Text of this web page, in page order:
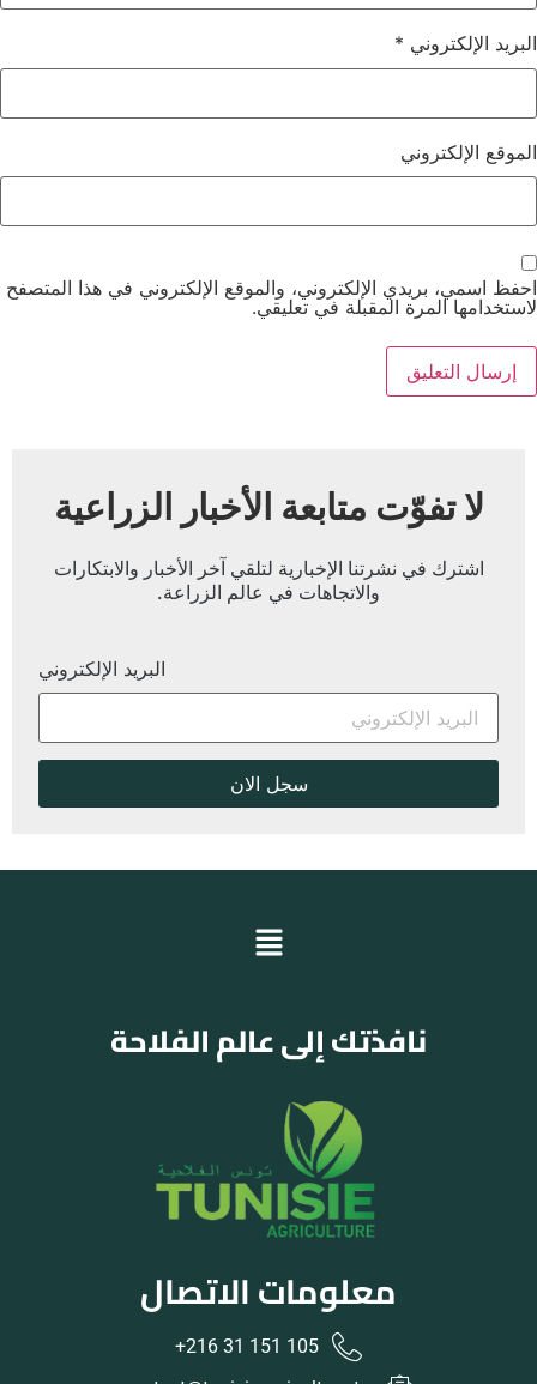
البريد الإلكتروني *
الموقع الإلكتروني
احفظ اسمي، بريدي الإلكتروني، والموقع الإلكتروني في هذا المتصفح
لاستخدامها المرة المقبلة في تعليقي.
لا تفوّت متابعة الأخبار الزراعية
اشترك في نشرتنا الإخبارية لتلقي آخر الأخبار والابتكارات
والاتجاهات في عالم الزراعة.
البريد الإلكتروني
نافذتك إلى عالم الفلاحة
معلومات الاتصال
105 151 31 216+